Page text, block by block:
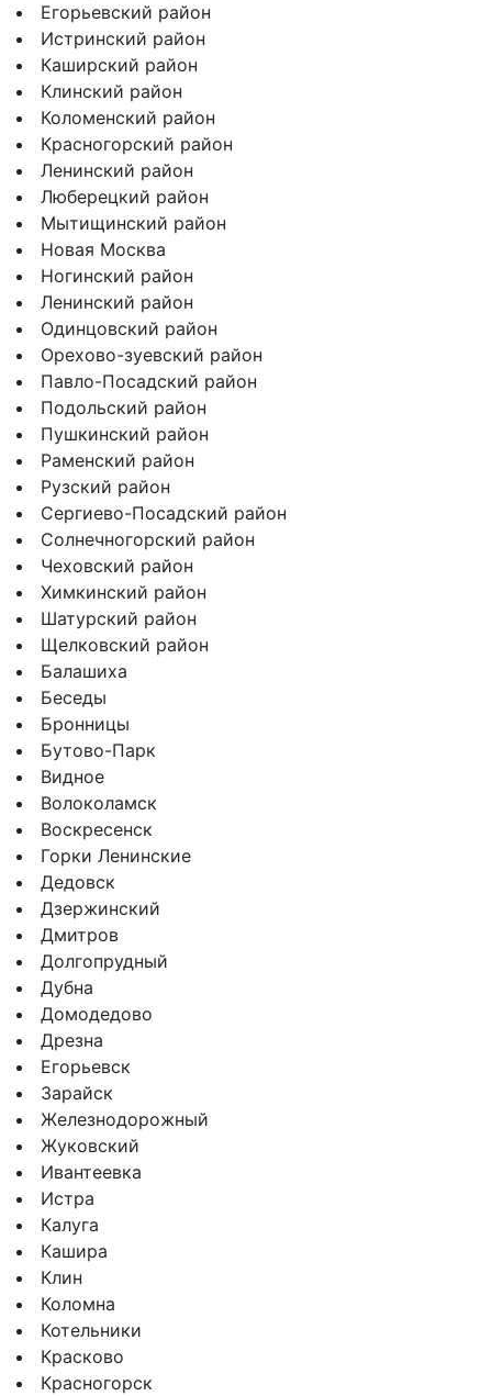
Егорьевский район
Истринский район
Каширский район
Клинский район
Коломенский район
Красногорский район
Ленинский район
Люберецкий район
Мытищинский район
Новая Москва
Ногинский район
Ленинский район
Одинцовский район
Орехово-зуевский район
Павло-Посадский район
Подольский район
Пушкинский район
Раменский район
Рузский район
Сергиево-Посадский район
Солнечногорский район
Чеховский район
Химкинский район
Шатурский район
Щелковский район
Балашиха
Беседы
Бронницы
Бутово-Парк
Видное
Волоколамск
Воскресенск
Горки Ленинские
Дедовск
Дзержинский
Дмитров
Долгопрудный
Дубна
Домодедово
Дрезна
Егорьевск
Зарайск
Железнодорожный
Жуковский
Ивантеевка
Истра
Калуга
Кашира
Клин
Коломна
Котельники
Красково
Красногорск